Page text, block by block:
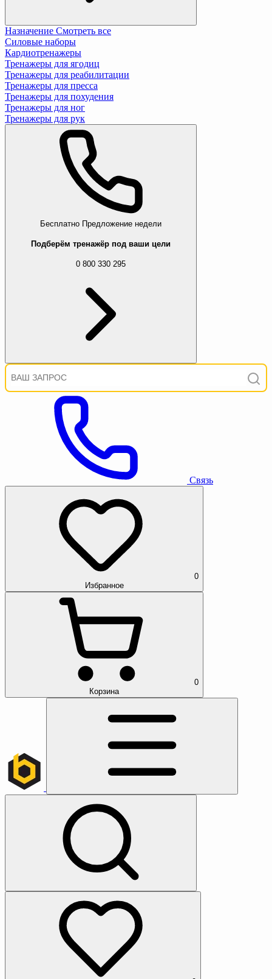
Назначение Смотреть все
Силовые наборы
Кардиотренажеры
Тренажеры для ягодиц
Тренажеры для реабилитации
Тренажеры для пресса
Тренажеры для похудения
Тренажеры для ног
Тренажеры для рук
Бесплатно Предложение недели
Подберём тренажёр под ваши цели
0 800 330 295
Связь
0
Избранное
0
Корзина